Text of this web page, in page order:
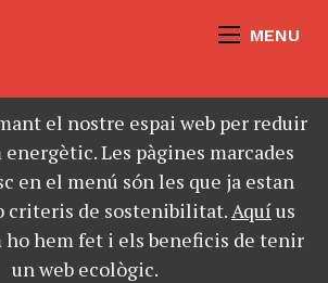
MENU
el nostre espai web per reduir
energètic. Les pàgines marcades
en el menú són les que ja estan
criteris de sostenibilitat.Aquíus
ho hem fet i els beneficis de tenir
un web ecològic.